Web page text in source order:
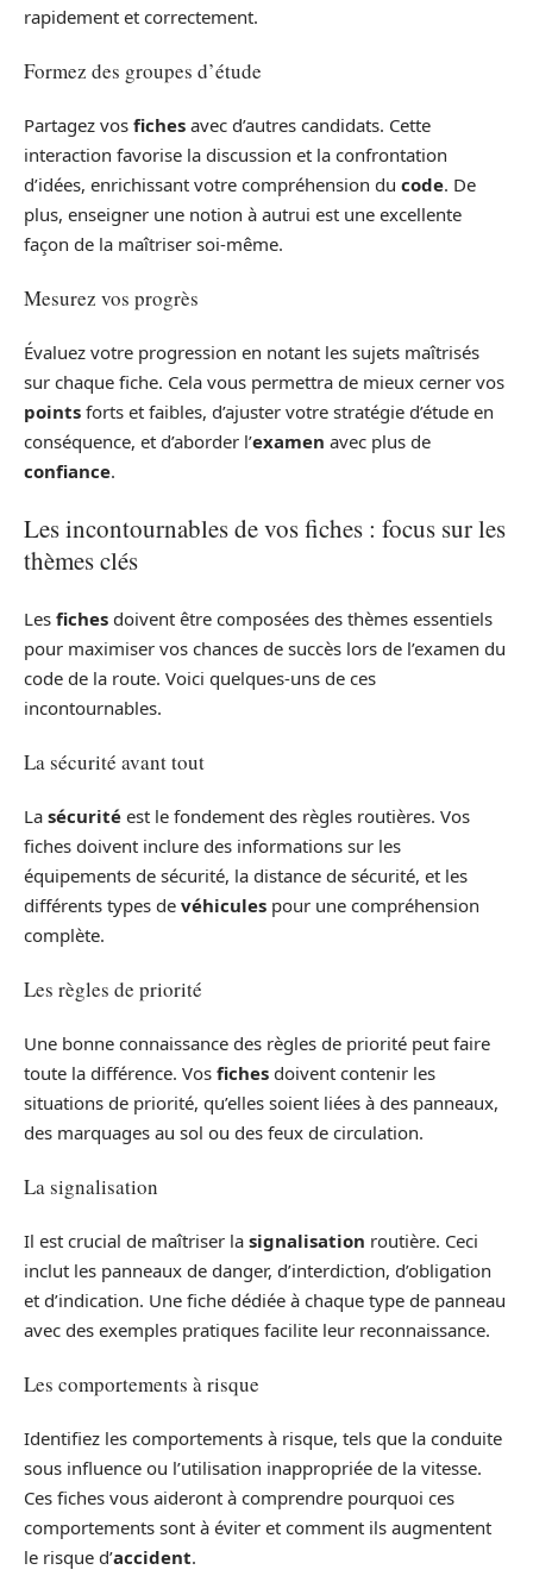
rapidement et correctement.
Formez des groupes d’étude
Partagez vos fiches avec d’autres candidats. Cette
interaction favorise la discussion et la confrontation
d’idées, enrichissant votre compréhension du code. De
plus, enseigner une notion à autrui est une excellente
façon de la maîtriser soi-même.
Mesurez vos progrès
Évaluez votre progression en notant les sujets maîtrisés
sur chaque fiche. Cela vous permettra de mieux cerner vos
points forts et faibles, d’ajuster votre stratégie d’étude en
conséquence, et d’aborder l’examen avec plus de
confiance.
Les incontournables de vos fiches : focus sur les
thèmes clés
Les fiches doivent être composées des thèmes essentiels
pour maximiser vos chances de succès lors de l’examen du
code de la route. Voici quelques-uns de ces
incontournables.
La sécurité avant tout
La sécurité est le fondement des règles routières. Vos
fiches doivent inclure des informations sur les
équipements de sécurité, la distance de sécurité, et les
différents types de véhicules pour une compréhension
complète.
Les règles de priorité
Une bonne connaissance des règles de priorité peut faire
toute la différence. Vos fiches doivent contenir les
situations de priorité, qu’elles soient liées à des panneaux,
des marquages au sol ou des feux de circulation.
La signalisation
Il est crucial de maîtriser la signalisation routière. Ceci
inclut les panneaux de danger, d’interdiction, d’obligation
et d’indication. Une fiche dédiée à chaque type de panneau
avec des exemples pratiques facilite leur reconnaissance.
Les comportements à risque
Identifiez les comportements à risque, tels que la conduite
sous influence ou l’utilisation inappropriée de la vitesse.
Ces fiches vous aideront à comprendre pourquoi ces
comportements sont à éviter et comment ils augmentent
le risque d’accident.